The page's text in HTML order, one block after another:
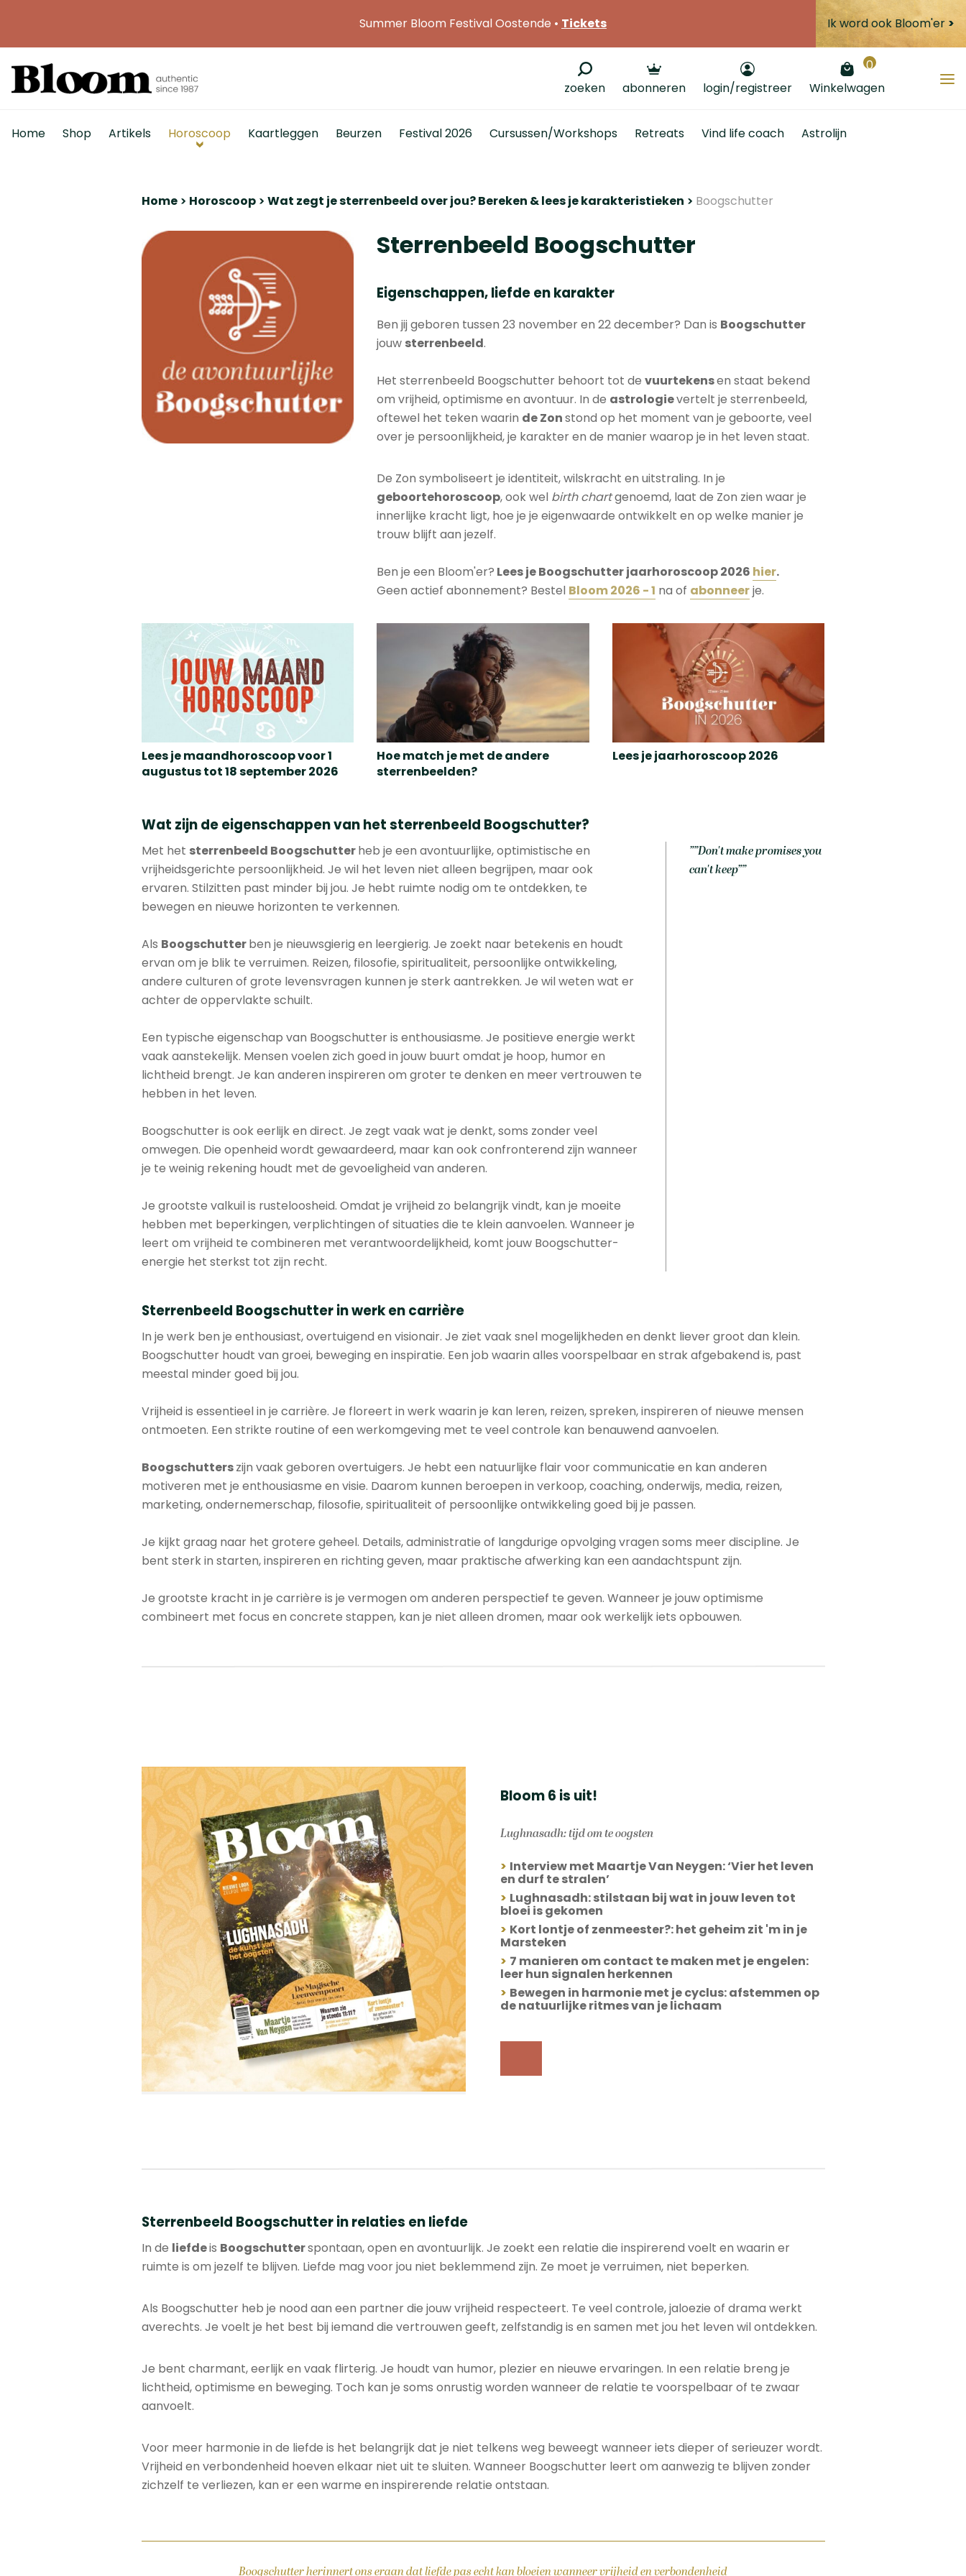
Summer Bloom Festival Oostende • Tickets Ik word ook Bloom'er >
zoeken abonneren login/registreer Winkelwagen
0
Home Shop Artikels Horoscoop Kaartleggen Beurzen Festival 2026 Cursussen/Workshops Retreats Vind life coach Astrolijn
Home Horoscoop Wat zegt je sterrenbeeld over jou? Bereken & lees je karakteristieken Boogschutter
Sterrenbeeld Boogschutter
Eigenschappen, liefde en karakter
Ben jij geboren tussen 23 november en 22 december? Dan is Boogschutter
jouw sterrenbeeld.
Het sterrenbeeld Boogschutter behoort tot devuurtekensen staat bekend
om vrijheid, optimisme en avontuur. In de astrologievertelt je sterrenbeeld,
oftewel het teken waarin deZonstond op het moment van je geboorte, veel
over je persoonlijkheid, je karakter en de manier waarop je in het leven staat.
De Zon symboliseert je identiteit, wilskracht en uitstraling. In je
geboortehoroscoop, ook wel birth chartgenoemd, laat de Zon zien waar je
innerlijke kracht ligt, hoe je je eigenwaarde ontwikkelt en op welke manier je
trouw blijft aan jezelf.
Ben je een Bloom'er? Lees je Boogschutter jaarhoroscoop 2026 hier.
Geen actief abonnement? Bestel Bloom 2026 - 1 na of abonneerje.
Lees je maandhoroscoop voor 1
augustus tot 18 september 2026
Hoe match je met de andere
sterrenbeelden?
Lees je jaarhoroscoop 2026
Wat zijn de eigenschappen van het sterrenbeeld Boogschutter?
””Don't make promises you
can't keep””
Met het sterrenbeeld Boogschutterheb je een avontuurlijke, optimistische en
vrijheidsgerichte persoonlijkheid. Je wil het leven niet alleen begrijpen, maar ook
ervaren. Stilzitten past minder bij jou. Je hebt ruimte nodig om te ontdekken, te
bewegen en nieuwe horizonten te verkennen.
Als Boogschutterben je nieuwsgierig en leergierig. Je zoekt naar betekenis en houdt
ervan om je blik te verruimen. Reizen, filosofie, spiritualiteit, persoonlijke ontwikkeling,
andere culturen of grote levensvragen kunnen je sterk aantrekken. Je wil weten wat er
achter de oppervlakte schuilt.
Een typische eigenschap van Boogschutter is enthousiasme. Je positieve energie werkt
vaak aanstekelijk. Mensen voelen zich goed in jouw buurt omdat je hoop, humor en
lichtheid brengt. Je kan anderen inspireren om groter te denken en meer vertrouwen te
hebben in het leven.
Boogschutter is ook eerlijk en direct. Je zegt vaak wat je denkt, soms zonder veel
omwegen. Die openheid wordt gewaardeerd, maar kan ook confronterend zijn wanneer
je te weinig rekening houdt met de gevoeligheid van anderen.
Je grootste valkuil is rusteloosheid. Omdat je vrijheid zo belangrijk vindt, kan je moeite
hebben met beperkingen, verplichtingen of situaties die te klein aanvoelen. Wanneer je
leert om vrijheid te combineren met verantwoordelijkheid, komt jouw Boogschutter-
energie het sterkst tot zijn recht.
Sterrenbeeld Boogschutter in werk en carrière
In je werk ben je enthousiast, overtuigend en visionair. Je ziet vaak snel mogelijkheden en denkt liever groot dan klein.
Boogschutter houdt van groei, beweging en inspiratie. Een job waarin alles voorspelbaar en strak afgebakend is, past
meestal minder goed bij jou.
Vrijheid is essentieel in je carrière. Je floreert in werk waarin je kan leren, reizen, spreken, inspireren of nieuwe mensen
ontmoeten. Een strikte routine of een werkomgeving met te veel controle kan benauwend aanvoelen.
Boogschutterszijn vaak geboren overtuigers. Je hebt een natuurlijke flair voor communicatie en kan anderen
motiveren met je enthousiasme en visie. Daarom kunnen beroepen in verkoop, coaching, onderwijs, media, reizen,
marketing, ondernemerschap, filosofie, spiritualiteit of persoonlijke ontwikkeling goed bij je passen.
Je kijkt graag naar het grotere geheel. Details, administratie of langdurige opvolging vragen soms meer discipline. Je
bent sterk in starten, inspireren en richting geven, maar praktische afwerking kan een aandachtspunt zijn.
Je grootste kracht in je carrière is je vermogen om anderen perspectief te geven. Wanneer je jouw optimisme
combineert met focus en concrete stappen, kan je niet alleen dromen, maar ook werkelijk iets opbouwen.
Bloom 6 is uit!
Lughnasadh: tijd om te oogsten
> Interview met Maartje Van Neygen: ‘Vier het leven
en durf te stralen’
> Lughnasadh: stilstaan bij wat in jouw leven tot
bloei is gekomen
> Kort lontje of zenmeester?: het geheim zit 'm in je
Marsteken
> 7 manieren om contact te maken met je engelen:
leer hun signalen herkennen
> Bewegen in harmonie met je cyclus: afstemmen op
de natuurlijke ritmes van je lichaam
Sterrenbeeld Boogschutter in relaties en liefde
In de liefdeis Boogschutterspontaan, open en avontuurlijk. Je zoekt een relatie die inspirerend voelt en waarin er
ruimte is om jezelf te blijven. Liefde mag voor jou niet beklemmend zijn. Ze moet je verruimen, niet beperken.
Als Boogschutter heb je nood aan een partner die jouw vrijheid respecteert. Te veel controle, jaloezie of drama werkt
averechts. Je voelt je het best bij iemand die vertrouwen geeft, zelfstandig is en samen met jou het leven wil ontdekken.
Je bent charmant, eerlijk en vaak flirterig. Je houdt van humor, plezier en nieuwe ervaringen. In een relatie breng je
lichtheid, optimisme en beweging. Toch kan je soms onrustig worden wanneer de relatie te voorspelbaar of te zwaar
aanvoelt.
Voor meer harmonie in de liefde is het belangrijk dat je niet telkens weg beweegt wanneer iets dieper of serieuzer wordt.
Vrijheid en verbondenheid hoeven elkaar niet uit te sluiten. Wanneer Boogschutter leert om aanwezig te blijven zonder
zichzelf te verliezen, kan er een warme en inspirerende relatie ontstaan.
Boogschutter herinnert ons eraan dat liefde pas echt kan bloeien wanneer vrijheid en verbondenheid